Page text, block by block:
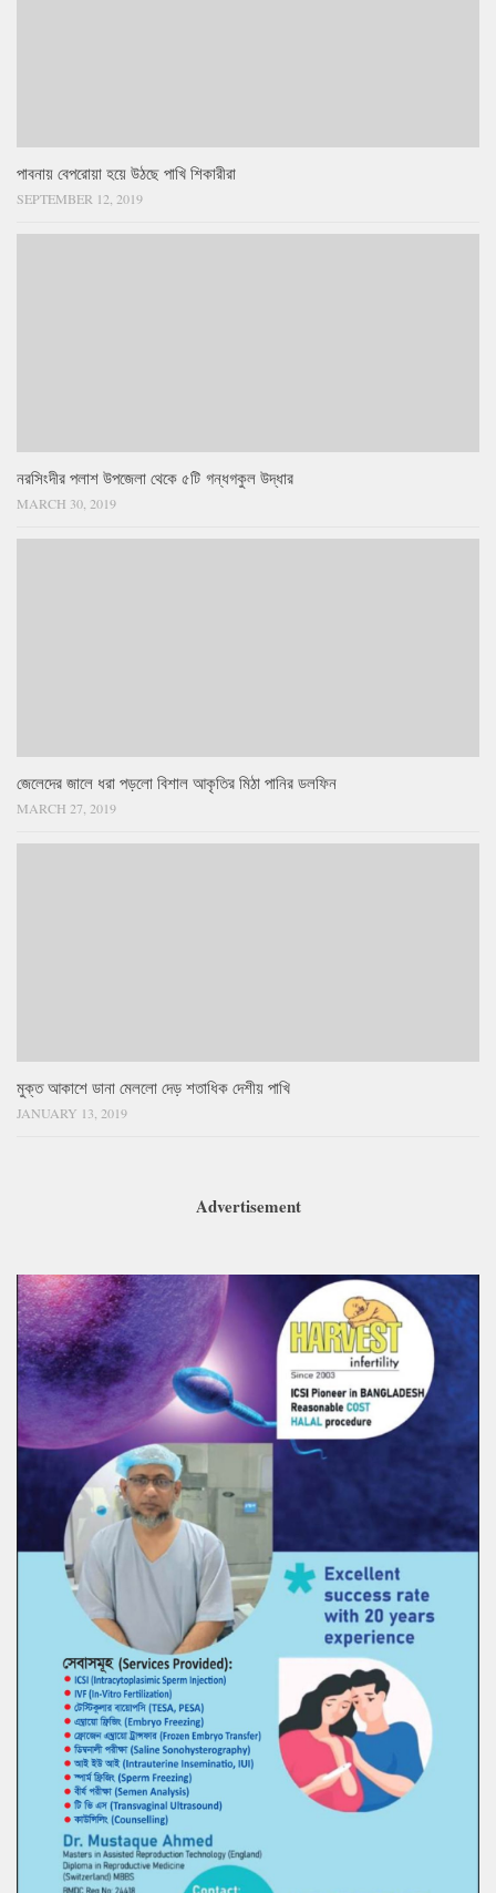
পাবনায় বেপরোয়া হয়ে উঠছে পাখি শিকারীরা
SEPTEMBER 12, 2019
নরসিংদীর পলাশ উপজেলা থেকে ৫টি গন্ধগকুল উদ্ধার
MARCH 30, 2019
জেলেদের জালে ধরা পড়লো বিশাল আকৃতির মিঠা পানির ডলফিন
MARCH 27, 2019
মুক্ত আকাশে ডানা মেললো দেড় শতাধিক দেশীয় পাখি
JANUARY 13, 2019
Advertisement